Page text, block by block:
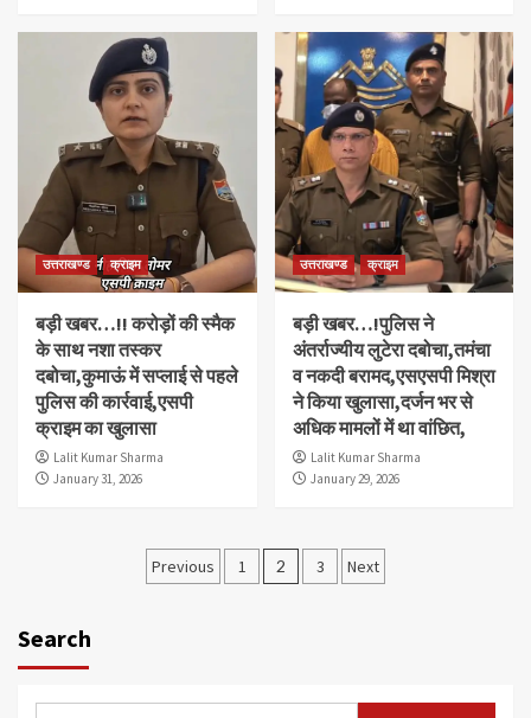
उत्तराखण्ड क्राइम
बड़ी खबर…!! करोड़ों की स्मैक
के साथ नशा तस्कर
दबोचा,कुमाऊं में सप्लाई से पहले
पुलिस की कार्रवाई,एसपी
क्राइम का खुलासा
Lalit Kumar Sharma
January 31, 2026
उत्तराखण्ड क्राइम
बड़ी खबर…!पुलिस ने
अंतर्राज्यीय लुटेरा दबोचा,तमंचा
व नकदी बरामद,एसएसपी मिश्रा
ने किया खुलासा,दर्जन भर से
अधिक मामलों में था वांछित,
Lalit Kumar Sharma
January 29, 2026
Posts
Previous 1 2 3 Next
Search